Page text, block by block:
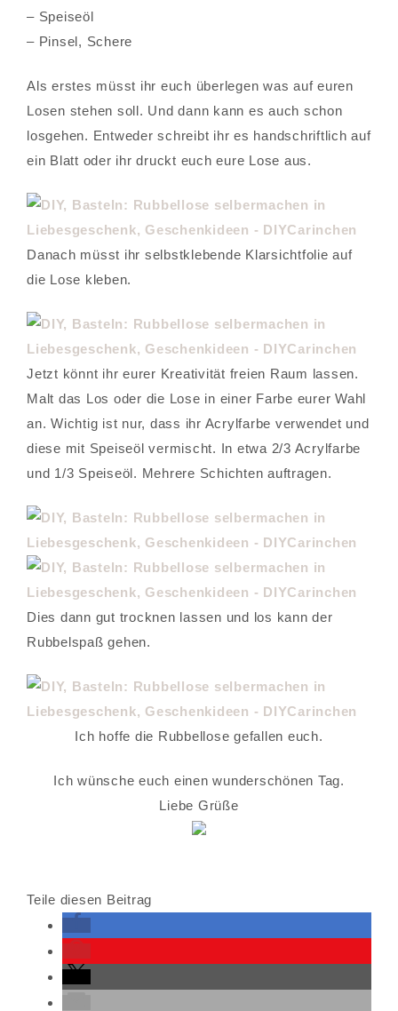
– Speiseöl
– Pinsel, Schere
Als erstes müsst ihr euch überlegen was auf euren
Losen stehen soll. Und dann kann es auch schon
losgehen. Entweder schreibt ihr es handschriftlich auf
ein Blatt oder ihr druckt euch eure Lose aus.
Danach müsst ihr selbstklebende Klarsichtfolie auf
die Lose kleben.
Jetzt könnt ihr eurer Kreativität freien Raum lassen.
Malt das Los oder die Lose in einer Farbe eurer Wahl
an. Wichtig ist nur, dass ihr Acrylfarbe verwendet und
diese mit Speiseöl vermischt. In etwa 2/3 Acrylfarbe
und 1/3 Speiseöl. Mehrere Schichten auftragen.
Dies dann gut trocknen lassen und los kann der
Rubbelspaß gehen.
Ich hoffe die Rubbellose gefallen euch.
Ich wünsche euch einen wunderschönen Tag.
Liebe Grüße
Teile diesen Beitrag